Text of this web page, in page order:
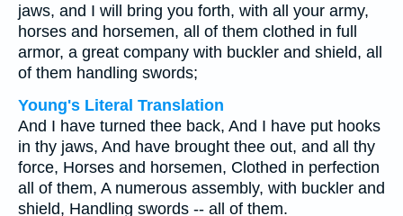
jaws, and I will bring you forth, with all your army,
horses and horsemen, all of them clothed in full
armor, a great company with buckler and shield, all
of them handling swords;
Young's Literal Translation
And I have turned thee back, And I have put hooks
in thy jaws, And have brought thee out, and all thy
force, Horses and horsemen, Clothed in perfection
all of them, A numerous assembly, with buckler and
shield, Handling swords -- all of them.